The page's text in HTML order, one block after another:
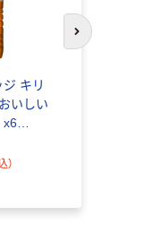
キリ
いしい
x6
）
次のスライド